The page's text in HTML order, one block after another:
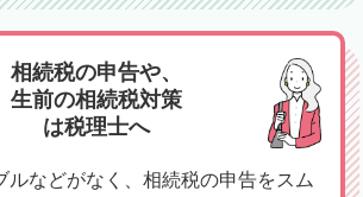
相続税の申告や、
生前の相続税対策
は税理士へ
ルなどがなく、相続税の申告をスム